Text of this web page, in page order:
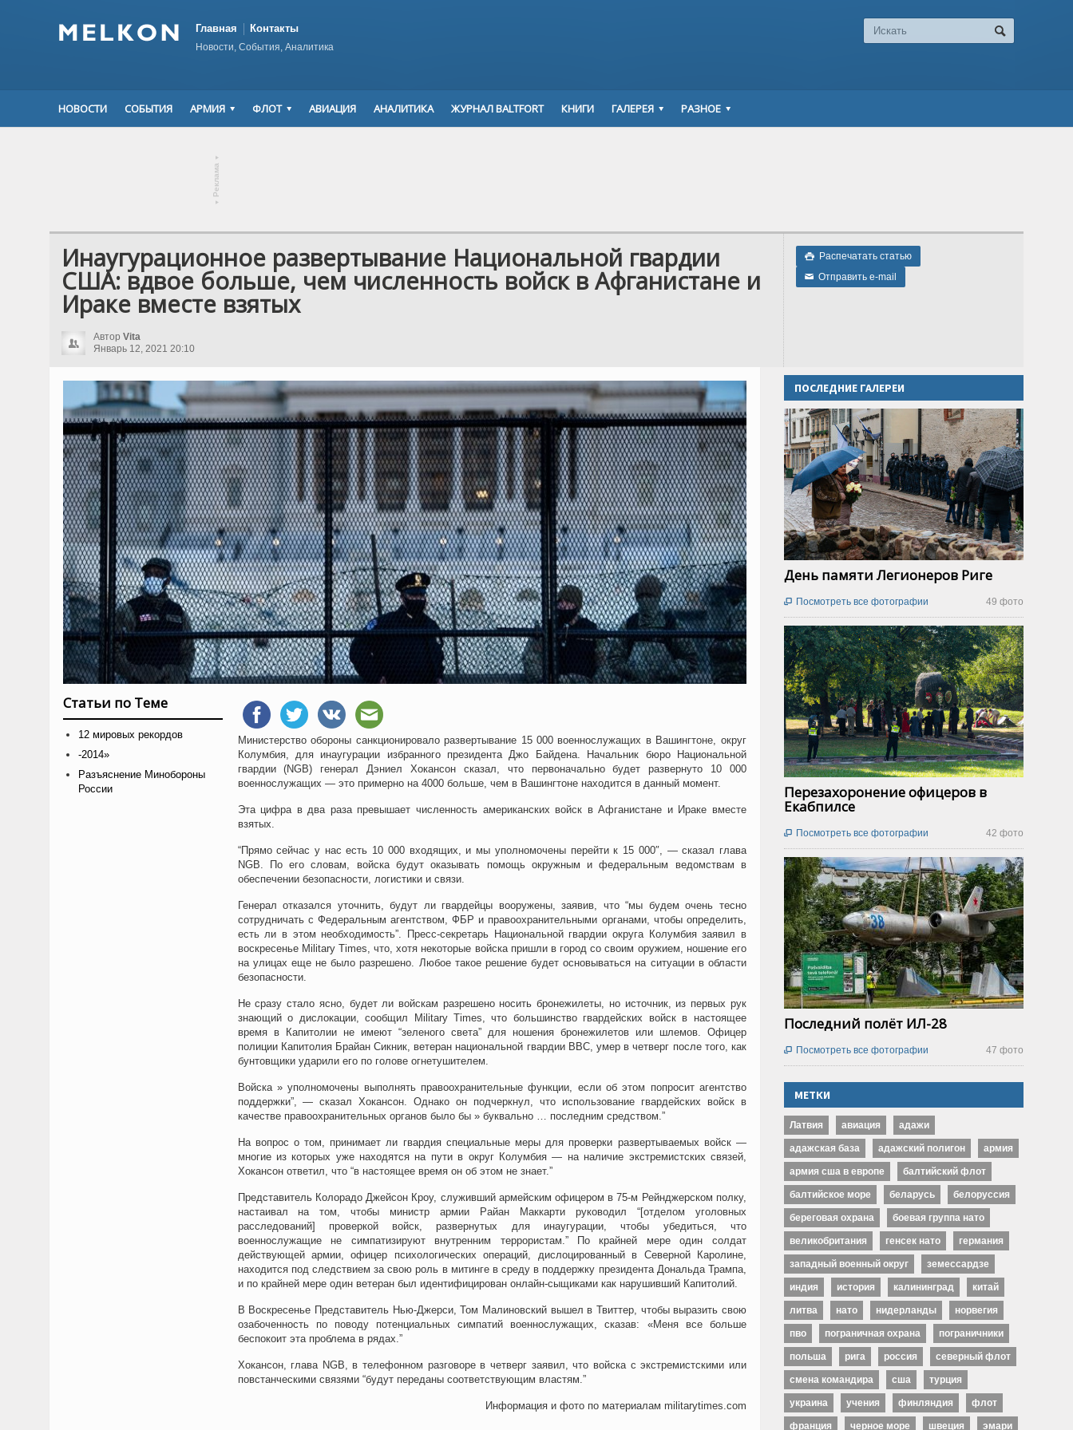
Главная Контакты
Новости, События, Аналитика
НОВОСТИ СОБЫТИЯ АРМИЯ ФЛОТ АВИАЦИЯ АНАЛИТИКА ЖУРНАЛ BALTFORT КНИГИ ГАЛЕРЕЯ РАЗНОЕ
▾
Реклама
▾
 Распечатать статью
✉ Отправить e-mail
Инаугурационное развертывание Национальной гвардии
США: вдвое больше, чем численность войск в Афганистане и
Ираке вместе взятых
Автор Vita
Январь 12, 2021 20:10
Статьи по Теме
12 мировых рекордов
-2014»
Разъяснение Минобороны
России
Министерство обороны санкционировало развертывание 15 000 военнослужащих в Вашингтоне, округ
Колумбия, для инаугурации избранного президента Джо Байдена. Начальник бюро Национальной
гвардии (NGB) генерал Дэниел Хокансон сказал, что первоначально будет развернуто 10 000
военнослужащих — это примерно на 4000 больше, чем в Вашингтоне находится в данный момент.
Эта цифра в два раза превышает численность американских войск в Афганистане и Ираке вместе
взятых.
“Прямо сейчас у нас есть 10 000 входящих, и мы уполномочены перейти к 15 000″, — сказал глава
NGB. По его словам, войска будут оказывать помощь окружным и федеральным ведомствам в
обеспечении безопасности, логистики и связи.
Генерал отказался уточнить, будут ли гвардейцы вооружены, заявив, что “мы будем очень тесно
сотрудничать с Федеральным агентством, ФБР и правоохранительными органами, чтобы определить,
есть ли в этом необходимость”. Пресс-секретарь Национальной гвардии округа Колумбия заявил в
воскресенье Military Times, что, хотя некоторые войска пришли в город со своим оружием, ношение его
на улицах еще не было разрешено. Любое такое решение будет основываться на ситуации в области
безопасности.
Не сразу стало ясно, будет ли войскам разрешено носить бронежилеты, но источник, из первых рук
знающий о дислокации, сообщил Military Times, что большинство гвардейских войск в настоящее
время в Капитолии не имеют “зеленого света” для ношения бронежилетов или шлемов. Офицер
полиции Капитолия Брайан Сикник, ветеран национальной гвардии ВВС, умер в четверг после того, как
бунтовщики ударили его по голове огнетушителем.
Войска » уполномочены выполнять правоохранительные функции, если об этом попросит агентство
поддержки”, — сказал Хокансон. Однако он подчеркнул, что использование гвардейских войск в
качестве правоохранительных органов было бы » буквально … последним средством.”
На вопрос о том, принимает ли гвардия специальные меры для проверки развертываемых войск —
многие из которых уже находятся на пути в округ Колумбия — на наличие экстремистских связей,
Хокансон ответил, что “в настоящее время он об этом не знает.”
Представитель Колорадо Джейсон Кроу, служивший армейским офицером в 75-м Рейнджерском полку,
настаивал на том, чтобы министр армии Райан Маккарти руководил “[отделом уголовных
расследований] проверкой войск, развернутых для инаугурации, чтобы убедиться, что
военнослужащие не симпатизируют внутренним террористам.” По крайней мере один солдат
действующей армии, офицер психологических операций, дислоцированный в Северной Каролине,
находится под следствием за свою роль в митинге в среду в поддержку президента Дональда Трампа,
и по крайней мере один ветеран был идентифицирован онлайн-сыщиками как нарушивший Капитолий.
В Воскресенье Представитель Нью-Джерси, Том Малиновский вышел в Твиттер, чтобы выразить свою
озабоченность по поводу потенциальных симпатий военнослужащих, сказав: «Меня все больше
беспокоит эта проблема в рядах.”
Хокансон, глава NGB, в телефонном разговоре в четверг заявил, что войска с экстремистскими или
повстанческими связями “будут переданы соответствующим властям.”
Информация и фото по материалам militarytimes.com
ПОСЛЕДНИЕ ГАЛЕРЕИ
День памяти Легионеров Риге
49 фото
 Посмотреть все фотографии
Перезахоронение офицеров в
Екабпилсе
42 фото
 Посмотреть все фотографии
Последний полёт ИЛ-28
47 фото
 Посмотреть все фотографии
МЕТКИ
Латвия авиация адажи
адажская база адажский полигон армия
армия сша в европе балтийский флот
балтийское море беларусь белоруссия
береговая охрана боевая группа нато
великобритания генсек нато германия
западный военный округ земессардзе
индия история калининград китай
литва нато нидерланды норвегия
пво пограничная охрана пограничники
польша рига россия северный флот
смена командира сша турция
украина учения финляндия флот
франция черное море швеция эмари